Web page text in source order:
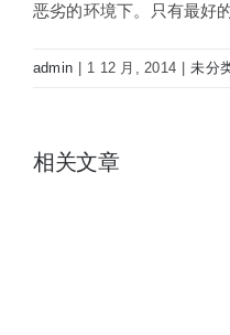
恶劣的环境下。只有最好
admin 1 12 月, 2014 未分
相关文章